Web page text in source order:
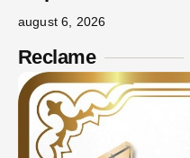
august 6, 2026
Reclame